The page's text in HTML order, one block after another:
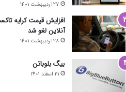
27 اردیبهشت 1401
افزایش قیمت کرایه
آنلاین لغو شد
28 اردیبهشت 1401
بیگ بلوباتن
21 اسفند 1401